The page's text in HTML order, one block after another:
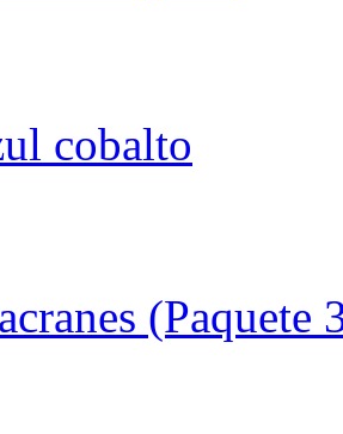
cobalto
(Paquete